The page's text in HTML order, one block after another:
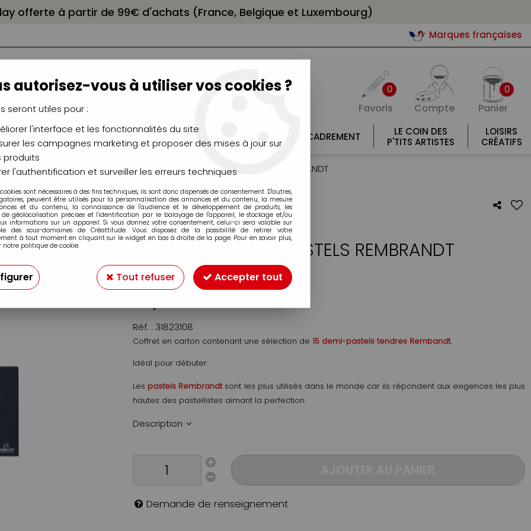
offerte à partir de 99€ d'achats (France, Belgique et Luxembourg)
Marques françaises
0
Favoris Compte
0
Panier
CHÂSSIS
CHEVALETS
AÉROGRAPHIE
MODÉLISME
MOULAGE
ENCADREMENT
LE COIN DES
P'TITS ARTISTES
LOISIRS
CRÉATIFS
Gras>Pastels Tendres REMBRANDT>COFFRET 15 DEMI-PASTELS REMBRANDT
COFFRET 15 DEMI-PASTELS REMBRANDT
Soyez le premier à donner votre avis !
21,90€
Réf. : 31823108
Coffret en carton contenant une sélection de 15 demi-pastels tendres Rembandt.
Idéal pour débuter.
Les pastels Rembrandtsont les plus utilisés dans le monde car ils répondent aux exigences les plus
hautes des pastellistes aimant la perfection.
Description
Demande de renseignement
autorisez-vous à utiliser vos cookies ?
seront utiles pour :
l'interface et les fonctionnalités du site
les campagnes marketing et proposer des mises à jour sur
produits
l'authentification et surveiller les erreurs techniques
sont nécessaires à des fins techniques, ils sont donc dispensés de consentement. D'autres,
peuvent être utilisés pour la personnalisation des annonces et du contenu, la mesure
et du contenu, la connaissance de l'audience et le développement de produits, les
de géolocalisation précises et l'identification par le balayage de l'appareil, le stockage et/ou
informations sur un appareil. Si vous donnez votre consentement, celui-ci sera valable sur
des sous-domaines de Créattitude. Vous disposez de la possibilité de retirer votre
à tout moment en cliquant sur le widget en bas à droite de la page. Pour en savoir plus,
notre politique de cookie.
Tout refuser Accepter tout